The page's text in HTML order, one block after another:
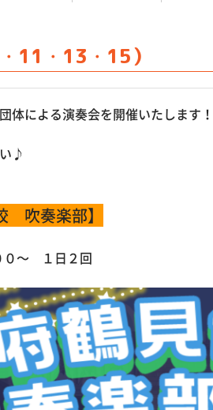
11・13・15）
体による演奏会を開催いたします！
♪
吹奏楽部】
０～ １日２回